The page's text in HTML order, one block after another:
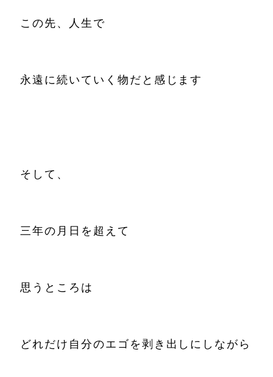
この先、人生で
永遠に続いていく物だと感じます
そして、
三年の月日を超えて
思うところは
どれだけ自分のエゴを剥き出しにしながら